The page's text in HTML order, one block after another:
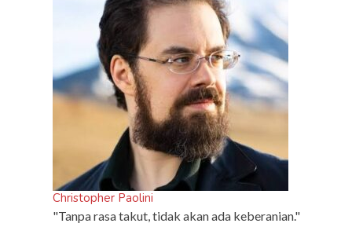
Christopher Paolini
"Tanpa rasa takut, tidak akan ada keberanian."